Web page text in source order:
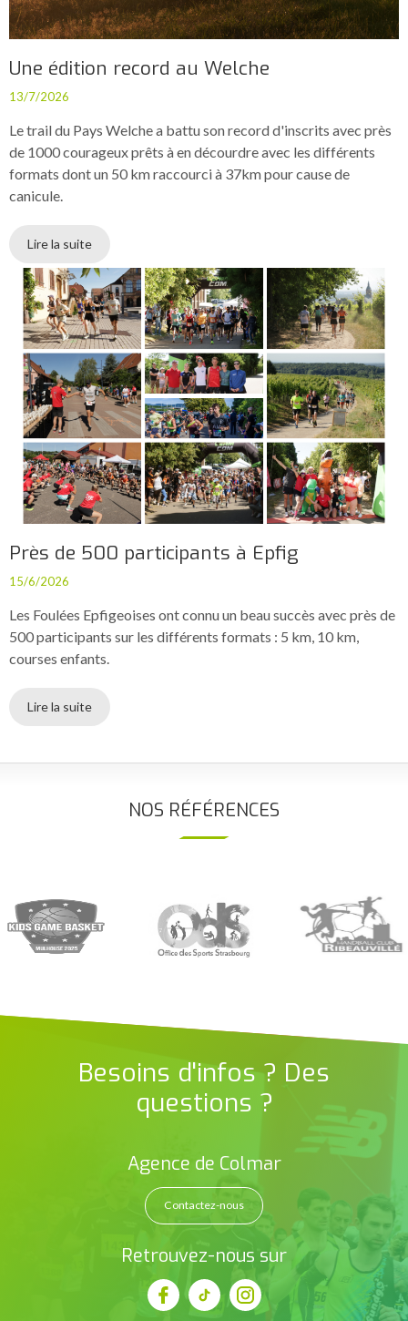
Une édition record au Welche
13/7/2026
Le trail du Pays Welche a battu son record d'inscrits avec près
de 1000 courageux prêts à en décourdre avec les différents
formats dont un 50 km raccourci à 37km pour cause de
canicule.
Lire la suite
Près de 500 participants à Epfig
15/6/2026
Les Foulées Epfigeoises ont connu un beau succès avec près de
500 participants sur les différents formats : 5 km, 10 km,
courses enfants.
Lire la suite
NOS RÉFÉRENCES
Besoins d'infos ? Des
questions ?
Agence de Colmar
Contactez-nous
Retrouvez-nous sur